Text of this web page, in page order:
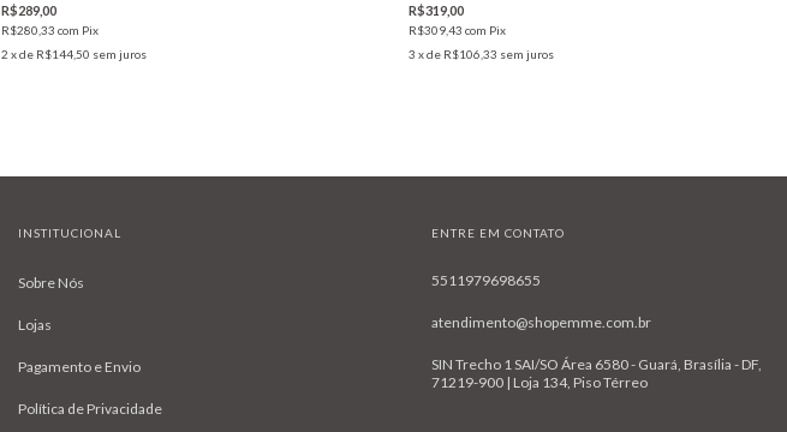
R$289,00
R$280,33 com Pix
2 x de R$144,50 sem juros
R$319,00
R$309,43com Pix
3 x de R$106,33 sem juros
INSTITUCIONAL
Sobre Nós
Lojas
Pagamento e Envio
Política de Privacidade
ENTRE EM CONTATO
5511979698655
atendimento@shopemme.com.br
SIN Trecho 1 SAI/SO Área 6580 - Guará, Brasília - DF,
71219-900 | Loja 134, Piso Térreo